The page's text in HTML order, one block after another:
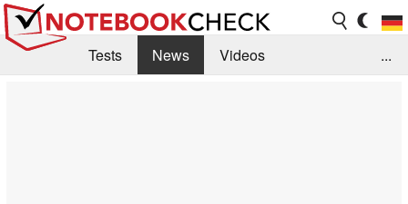
Tests News
Videos
...